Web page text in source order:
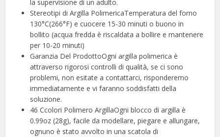
la supervisione di un adulto.
Stereotipi di Argilla PolimericaTemperatura del forno
130°C(266°F) e cuocere 15-30 minuti o buono in
bollito (acqua fredda è riscaldata a bollire e mantenere
per 10-20 minuti)
Garanzia Del ProdottoOgni argilla polimerica è
attraverso rigorosi controlli di qualità, se ci sono
problemi, non esitate a contattarci, risponderemo
immediatamente e vi faranno soddisfatti della
soluzione.
46 Ccolori Polimero ArgillaOgni blocco di argilla è
0.99oz (28g), facile da modellare, piegare e allungare,
ognuno è stato avvolto in una scatola di